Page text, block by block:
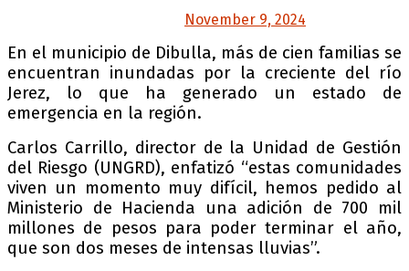
November 9, 2024
En el municipio de Dibulla, más de cien familias se
encuentran inundadas por la creciente del río
Jerez, lo que ha generado un estado de
emergencia en la región.
Carlos Carrillo, director de la Unidad de Gestión
del Riesgo (UNGRD), enfatizó “estas comunidades
viven un momento muy difícil, hemos pedido al
Ministerio de Hacienda una adición de 700 mil
millones de pesos para poder terminar el año,
que son dos meses de intensas lluvias”.